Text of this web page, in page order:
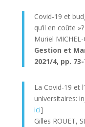
Covid-19 et
qu’il en coûte
Muriel
Gestion et
2021/4, pp. 73-
La Covid-19 et
universitaires:
ici]
Gilles ROUET,